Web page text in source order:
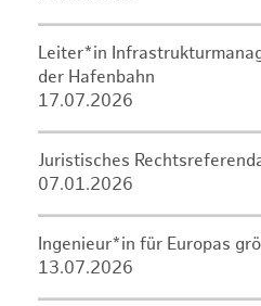
Leiter*in
der Hafenbahn
17.07.2026
Juristisches
07.01.2026
Ingenieur*in für Europas
13.07.2026